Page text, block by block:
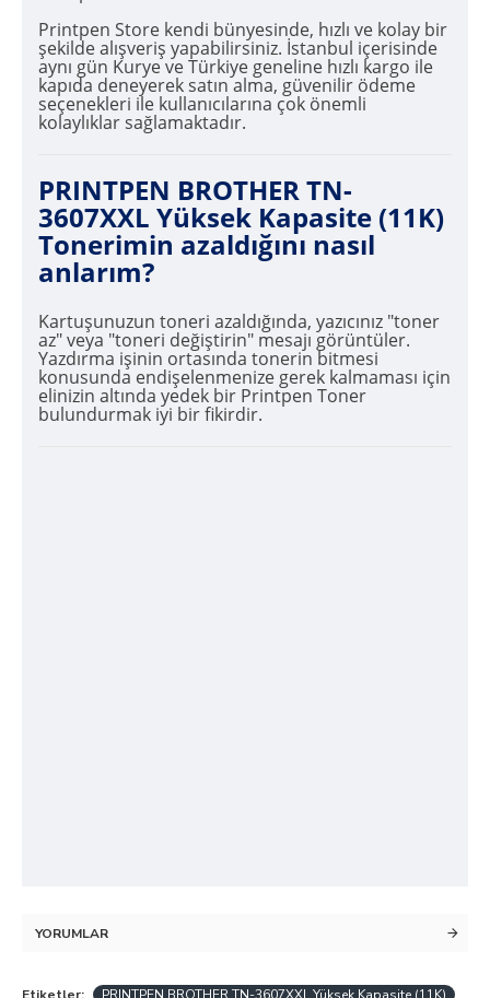
Printpen Store kendi bünyesinde, hızlı ve kolay bir
şekilde alışveriş yapabilirsiniz. İstanbul içerisinde
aynı gün Kurye ve Türkiye geneline hızlı kargo ile
kapıda deneyerek satın alma, güvenilir ödeme
seçenekleri ile kullanıcılarına çok önemli
kolaylıklar sağlamaktadır.
PRINTPEN BROTHER TN-
3607XXL Yüksek Kapasite (11K)
Tonerimin azaldığını nasıl
anlarım?
Kartuşunuzun toneri azaldığında, yazıcınız "toner
az" veya "toneri değiştirin" mesajı görüntüler.
Yazdırma işinin ortasında tonerin bitmesi
konusunda endişelenmenize gerek kalmaması için
elinizin altında yedek bir Printpen Toner
bulundurmak iyi bir fikirdir.
YORUMLAR
Etiketler: PRINTPEN BROTHER TN-3607XXL Yüksek Kapasite (11K)